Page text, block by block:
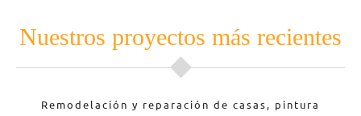
Nuestros proyectos más recientes
Remodelación y reparación de casas, pintura